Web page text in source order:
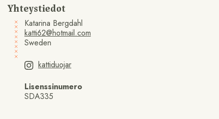
Yhteystiedot
Katarina Bergdahl
katti62@hotmail.com
Sweden
kattiduojar
Lisenssinumero
SDA335